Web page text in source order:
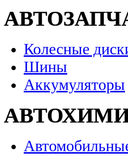
Колесные
Шины
Аккумуляторы